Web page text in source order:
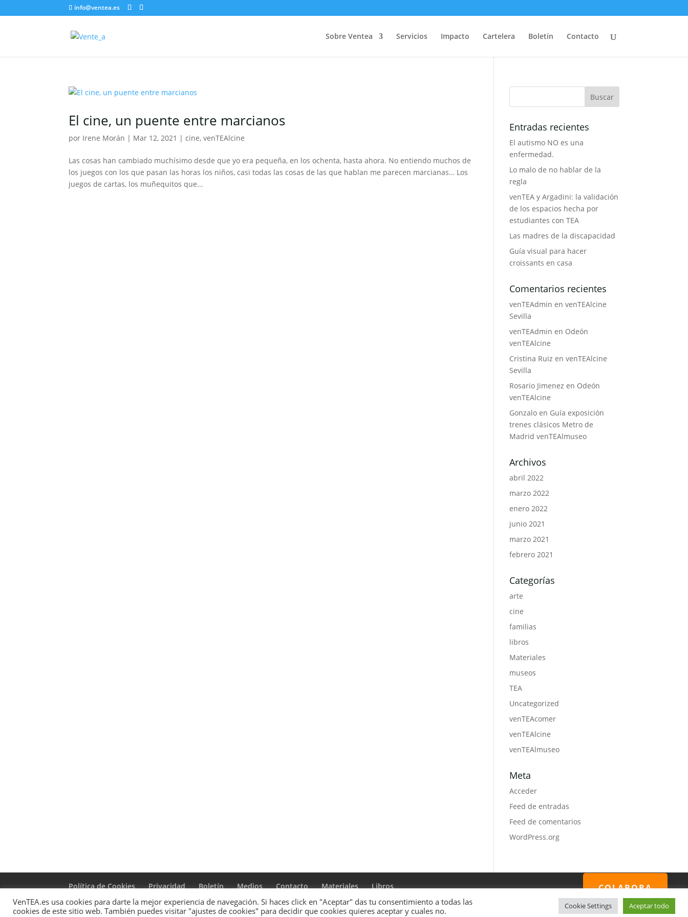
info@ventea.es
Sobre Ventea Servicios Impacto Cartelera Boletín Contacto
El cine, un puente entre marcianos
por Irene Morán | Mar 12, 2021 |cine,venTEAlcine
Las cosas han cambiado muchísimo desde que yo era pequeña, en los ochenta, hasta ahora. No entiendo muchos de
los juegos con los que pasan las horas los niños, casi todas las cosas de las que hablan me parecen marcianas… Los
juegos de cartas, los muñequitos que...
Entradas recientes
El autismo NO es una
enfermedad.
Lo malo de no hablar de la
regla
venTEA y Argadini: la validación
de los espacios hecha por
estudiantes con TEA
Las madres de la discapacidad
Guía visual para hacer
croissants en casa
Comentarios recientes
venTEAdmin en venTEAlcine
Sevilla
venTEAdmin en Odeón
venTEAlcine
Cristina Ruiz en venTEAlcine
Sevilla
Rosario Jimenez en Odeón
venTEAlcine
Gonzaloen Guía exposición
trenes clásicos Metro de
Madrid venTEAlmuseo
Archivos
abril 2022
marzo 2022
enero 2022
junio 2021
marzo 2021
febrero 2021
Categorías
arte
cine
familias
libros
Materiales
museos
TEA
Uncategorized
venTEAcomer
venTEAlcine
venTEAlmuseo
Meta
Acceder
Feed de entradas
Feed de comentarios
WordPress.org
Política de Cookies Privacidad Boletín Medios Contacto Materiales Libros
VenTEA.es usa cookies para darte la mejor experiencia de navegación. Si haces click en "Aceptar" das tu consentimiento a todas las
cookies de este sitio web. También puedes visitar "ajustes de cookies" para decidir que cookies quieres aceptar y cuales no.
Cookie Settings Aceptar todo
COLABORA